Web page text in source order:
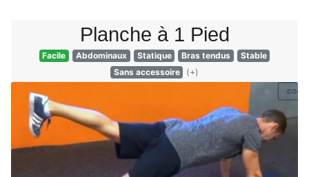
Planche à 1 Pied
Facile Abdominaux Statique Bras tendus
Stable
Sans accessoire
(+)